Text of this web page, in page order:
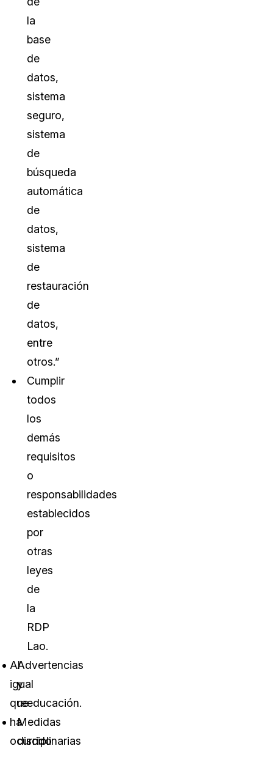
la
base
de
datos,
sistema
seguro,
sistema
de
búsqueda
automática
de
datos,
sistema
de
restauración
de
datos,
entre
otros.”
Cumplir
todos
los
demás
requisitos
o
responsabilidades
establecidos
por
otras
leyes
de
la
RDP
Lao.
Advertencias
y
reeducación.
Medidas
disciplinarias
Al
igual
que
ha
ocurrido